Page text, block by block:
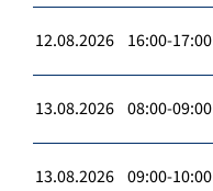
12.08.2026 16:00-17:00
13.08.2026 08:00-09:00
13.08.2026 09:00-10:00